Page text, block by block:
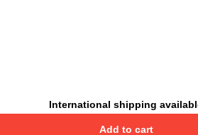
International shipping
Add to cart